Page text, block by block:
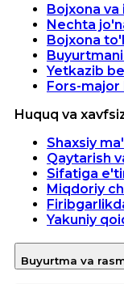
Bojxona
Nechta
Bojxona
Yetkazib
Fors-major
Huquq va
Shaxsiy
Qaytarish
Sifatiga
Miqdoriy
Yakuniy
Buyurtma va